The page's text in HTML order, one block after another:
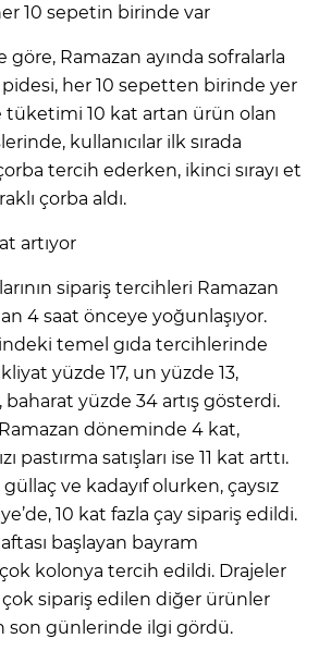
10 sepetin birinde var
Ramazan ayında sofralarla
her 10 sepetten birinde yer
tüketimi 10 kat artan ürün olan
kullanıcılar ilk sırada
tercih ederken, ikinci sırayı et
çorba aldı.
artıyor
sipariş tercihleri Ramazan
4 saat önceye yoğunlaşıyor.
temel gıda tercihlerinde
yüzde 17, un yüzde 13,
baharat yüzde 34 artış gösterdi.
döneminde 4 kat,
pastırma satışları ise 11 kat arttı.
güllaç ve kadayıf olurken, çaysız
10 kat fazla çay sipariş edildi.
başlayan bayram
çok kolonya tercih edildi. Drajeler
sipariş edilen diğer ürünler
son günlerinde ilgi gördü.